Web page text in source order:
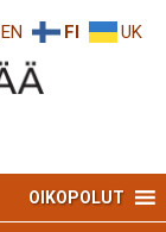
OIKOPOLUT
EN FI UK